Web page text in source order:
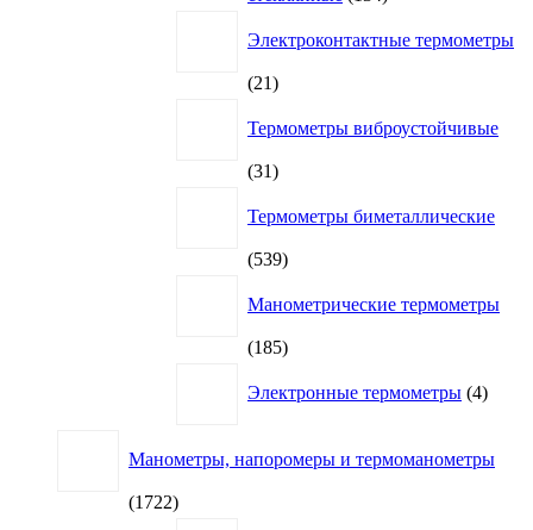
Электроконтактные термометры
2121
Термометры виброустойчивые
3131
Термометры биметаллические
539539
Манометрические термометры
185185
Электронные термометры 4товара
Манометры, напоромеры и термоманометры
17221722